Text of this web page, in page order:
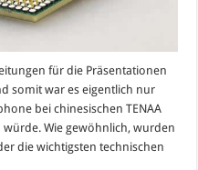
für die Präsentationen
somit war es eigentlich nur
bei chinesischen TENAA
Wie gewöhnlich, wurden
die wichtigsten technischen